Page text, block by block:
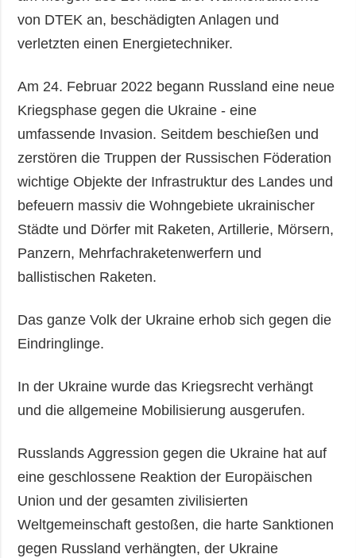
von DTEK an, beschädigten Anlagen und
verletzten einen Energietechniker.
Am 24. Februar 2022 begann Russland eine neue
Kriegsphase gegen die Ukraine - eine
umfassende Invasion. Seitdem beschießen und
zerstören die Truppen der Russischen Föderation
wichtige Objekte der Infrastruktur des Landes und
befeuern massiv die Wohngebiete ukrainischer
Städte und Dörfer mit Raketen, Artillerie, Mörsern,
Panzern, Mehrfachraketenwerfern und
ballistischen Raketen.
Das ganze Volk der Ukraine erhob sich gegen die
Eindringlinge.
In der Ukraine wurde das Kriegsrecht verhängt
und die allgemeine Mobilisierung ausgerufen.
Russlands Aggression gegen die Ukraine hat auf
eine geschlossene Reaktion der Europäischen
Union und der gesamten zivilisierten
Weltgemeinschaft gestoßen, die harte Sanktionen
gegen Russland verhängten, der Ukraine